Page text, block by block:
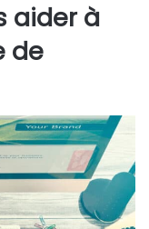
aider à
de